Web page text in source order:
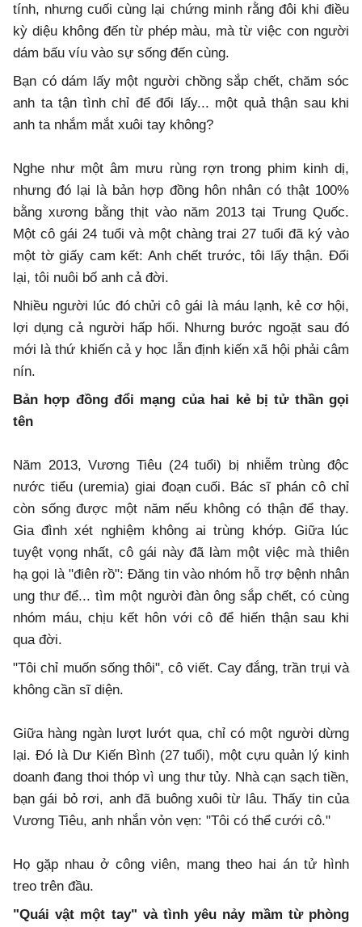
tính, nhưng cuối cùng lại chứng minh rằng đôi khi điều
kỳ diệu không đến từ phép màu, mà từ việc con người
dám bấu víu vào sự sống đến cùng.
​Bạn có dám lấy một người chồng sắp chết, chăm sóc
anh ta tận tình chỉ để đổi lấy... một quả thận sau khi
anh ta nhắm mắt xuôi tay không?
​Nghe như một âm mưu rùng rợn trong phim kinh dị,
nhưng đó lại là bản hợp đồng hôn nhân có thật 100%
bằng xương bằng thịt vào năm 2013 tại Trung Quốc.
Một cô gái 24 tuổi và một chàng trai 27 tuổi đã ký vào
một tờ giấy cam kết: Anh chết trước, tôi lấy thận. Đổi
lại, tôi nuôi bố anh cả đời.
​Nhiều người lúc đó chửi cô gái là máu lạnh, kẻ cơ hội,
lợi dụng cả người hấp hối. Nhưng bước ngoặt sau đó
mới là thứ khiến cả y học lẫn định kiến xã hội phải câm
nín.
​Bản hợp đồng đổi mạng của hai kẻ bị tử thần gọi
tên
​Năm 2013, Vương Tiêu (24 tuổi) bị nhiễm trùng độc
nước tiểu (uremia) giai đoạn cuối. Bác sĩ phán cô chỉ
còn sống được một năm nếu không có thận để thay.
Gia đình xét nghiệm không ai trùng khớp. Giữa lúc
tuyệt vọng nhất, cô gái này đã làm một việc mà thiên
hạ gọi là "điên rồ": Đăng tin vào nhóm hỗ trợ bệnh nhân
ung thư để... tìm một người đàn ông sắp chết, có cùng
nhóm máu, chịu kết hôn với cô để hiến thận sau khi
qua đời.
​"Tôi chỉ muốn sống thôi", cô viết. Cay đắng, trần trụi và
không cần sĩ diện.
​Giữa hàng ngàn lượt lướt qua, chỉ có một người dừng
lại. Đó là Dư Kiến Bình (27 tuổi), một cựu quản lý kinh
doanh đang thoi thóp vì ung thư tủy. Nhà cạn sạch tiền,
bạn gái bỏ rơi, anh đã buông xuôi từ lâu. Thấy tin của
Vương Tiêu, anh nhắn vỏn vẹn: "Tôi có thể cưới cô."
​Họ gặp nhau ở công viên, mang theo hai án tử hình
treo trên đầu.
​"Quái vật một tay" và tình yêu nảy mầm từ phòng